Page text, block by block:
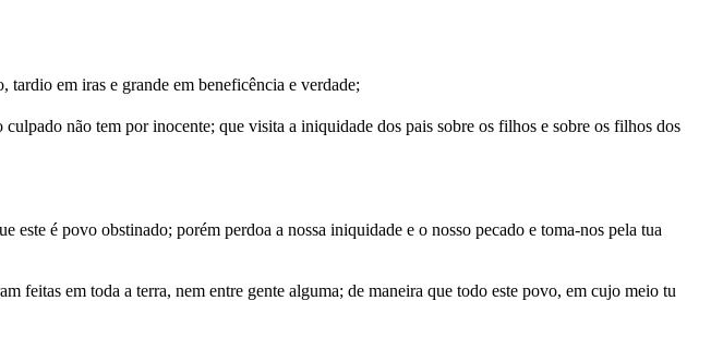
tardio em iras e grande em beneficência e verdade;
não tem por inocente; que visita a iniquidade dos pais sobre os filhos e sobre os filhos dos
este é povo obstinado; porém perdoa a nossa iniquidade e o nosso pecado e toma-nos pela tua
feitas em toda a terra, nem entre gente alguma; de maneira que todo este povo, em cujo meio tu